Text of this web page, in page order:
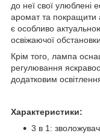
до неї свої улюблені
аромат та покращити
є особливо
освіжаючої
Крім того, лампа
регулювання
додатковим
Характеристики:
3 в 1: